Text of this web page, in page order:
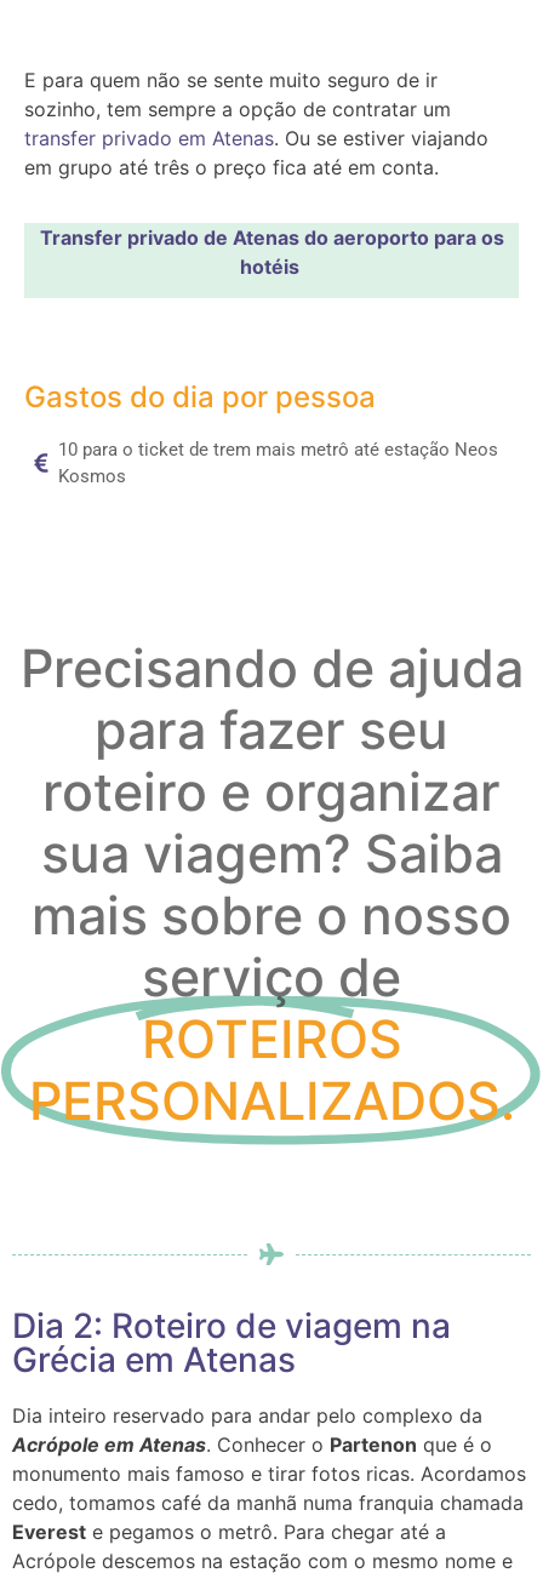
E para quem não se sente muito seguro de ir
sozinho, tem sempre a opção de contratar um
transfer privado em Atenas. Ou se estiver viajando
em grupo até três o preço fica até em conta.
Transfer privado de Atenas do aeroporto para os
hotéis
Gastos do dia por pessoa
10 para o ticket de trem mais metrô até estação Neos
Kosmos
Precisando de ajuda
para fazer seu
roteiro e organizar
sua viagem? Saiba
mais sobre o nosso
serviço de
ROTEIROS
PERSONALIZADOS.
Dia 2: Roteiro de viagem na
Grécia em Atenas
Dia inteiro reservado para andar pelo complexo da
Acrópole em Atenas. Conhecer o Partenon que é o
monumento mais famoso e tirar fotos ricas. Acordamos
cedo, tomamos café da manhã numa franquia chamada
Everest e pegamos o metrô. Para chegar até a
Acrópole descemos na estação com o mesmo nome e